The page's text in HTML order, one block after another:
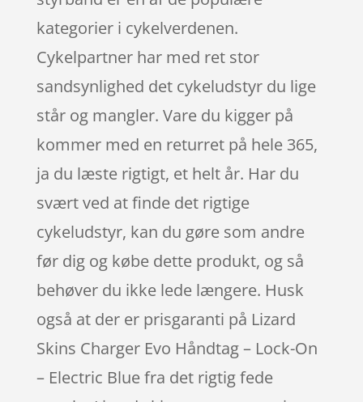
kategorier i cykelverdenen.
Cykelpartner har med ret stor
sandsynlighed det cykeludstyr du lige
står og mangler. Vare du kigger på
kommer med en returret på hele 365,
ja du læste rigtigt, et helt år. Har du
svært ved at finde det rigtige
cykeludstyr, kan du gøre som andre
før dig og købe dette produkt, og så
behøver du ikke lede længere. Husk
også at der er prisgaranti på Lizard
Skins Charger Evo Håndtag – Lock-On
– Electric Blue fra det rigtig fede